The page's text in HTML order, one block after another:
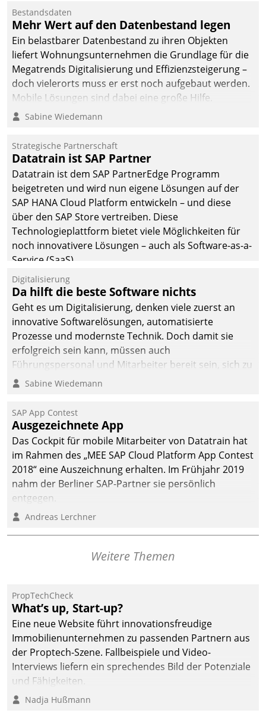
Ressort Kapitalanlage für
künftige Aufgaben und
Herausforderungen
gerüstet.
Bestandsdaten
Mehr Wert auf den Datenbestand legen
Ein belastbarer Datenbestand zu ihren Objekten
liefert Wohnungsunternehmen die Grundlage für die
Megatrends Digitalisierung und Effizienzsteigerung –
doch vielerorts muss er erst noch aufgebaut werden.
Mobile Lösungen sind dabei eine große Hilfe.
Sabine Wiedemann
Strategische Partnerschaft
Datatrain ist SAP Partner
Datatrain ist dem SAP PartnerEdge Programm
beigetreten und wird nun eigene Lösungen auf der
SAP HANA Cloud Platform entwickeln – und diese
über den SAP Store vertreiben. Diese
Technologieplattform bietet viele Möglichkeiten für
noch innovativere Lösungen – auch als Software-as-a-
Service (SaaS).
Digitalisierung
Da hilft die beste Software nichts
Geht es um Digitalisierung, denken viele zuerst an
innovative Softwarelösungen, automatisierte
Prozesse und modernste Technik. Doch damit sie
erfolgreich sein kann, müssen auch
Führungspersonal und Mitarbeiter bereit sein, sich zu
verändern und anzupassen, sonst werden sie an ihr
Sabine Wiedemann
SAP App Contest
Ausgezeichnete App
Das Cockpit für mobile Mitarbeiter von Datatrain hat
im Rahmen des „MEE SAP Cloud Platform App Contest
2018“ eine Auszeichnung erhalten. Im Frühjahr 2019
nahm der Berliner SAP-Partner sie persönlich
entgegen.
Andreas Lerchner
Weitere Themen
PropTechCheck
What’s up, Start-up?
Eine neue Website führt innovationsfreudige
Immobilienunternehmen zu passenden Partnern aus
der Proptech-Szene. Fallbeispiele und Video-
Interviews liefern ein sprechendes Bild der Potenziale
und Fähigkeiten.
Nadja Hußmann